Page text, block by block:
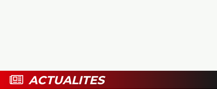
BOUTIQUE
ACTUALITES